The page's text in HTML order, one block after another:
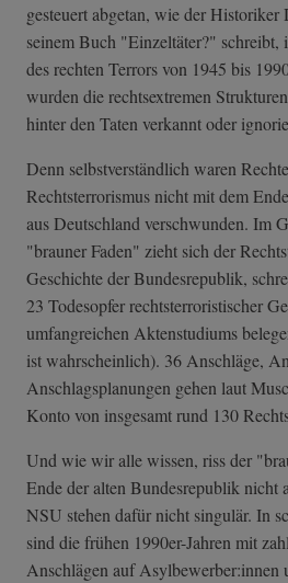
gesteuert abgetan, wie der
seinem Buch "Einzeltäter?" schreibt,
des rechten Terrors von 1945 bis
wurden die rechtsextremen
hinter den Taten verkannt oder
Denn selbstverständlich waren
Rechtsterrorismus nicht mit dem
aus Deutschland verschwunden. Im
"brauner Faden" zieht sich der
Geschichte der Bundesrepublik,
23 Todesopfer rechtsterroristischer
umfangreichen Aktenstudiums
ist wahrscheinlich). 36 Anschläge,
Anschlagsplanungen gehen laut
Konto von insgesamt rund 130
Und wie wir alle wissen, riss der
Ende der alten Bundesrepublik nicht
NSU stehen dafür nicht singulär. In
sind die frühen 1990er-Jahren mit
Anschlägen auf Asylbewerber:innen